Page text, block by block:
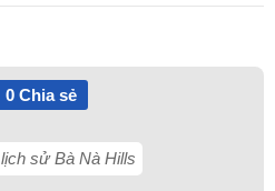
0Chia sẻ
lịch sử Bà Nà Hills